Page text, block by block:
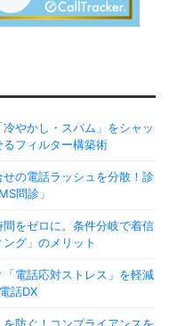
やかし・スパム」をシャッ
るフィルター構築術
せの電話ラッシュを分散！診
問診」
間をゼロに。条件分岐で着信
グ」のメリット
電話応対ストレス」を軽減
話DX
防ぐ！コンプライアンスを